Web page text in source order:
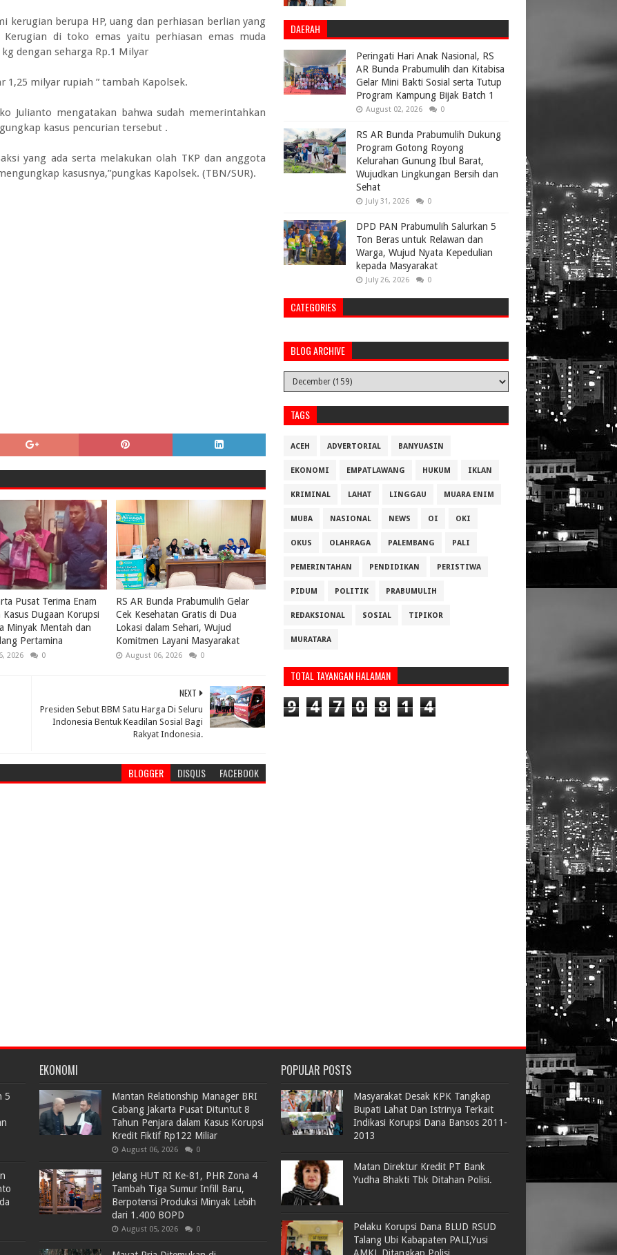
kerugian berupa HP, uang dan perhiasan berlian yang
di toko emas yaitu perhiasan emas muda
dengan seharga Rp.1 Milyar
1,25 milyar rupiah ” tambah Kapolsek.
Julianto mengatakan bahwa sudah memerintahkan
kasus pencurian tersebut .
yang ada serta melakukan olah TKP dan anggota
kasusnya,”pungkas Kapolsek. (TBN/SUR).
Pusat Terima Enam
Kasus Dugaan Korupsi
Minyak Mentah dan
Pertamina
2026 0
RS AR Bunda Prabumulih Gelar
Cek Kesehatan Gratis di Dua
Lokasi dalam Sehari, Wujud
Komitmen Layani Masyarakat
August 06, 2026 0
NEXT
Presiden Sebut BBM Satu Harga Di Seluru
Indonesia Bentuk Keadilan Sosial Bagi
Rakyat Indonesia.
BLOGGER DISQUS FACEBOOK
DAERAH
Peringati Hari Anak Nasional, RS
AR Bunda Prabumulih dan Kitabisa
Gelar Mini Bakti Sosial serta Tutup
Program Kampung Bijak Batch 1
August 02, 2026 0
RS AR Bunda Prabumulih Dukung
Program Gotong Royong
Kelurahan Gunung Ibul Barat,
Wujudkan Lingkungan Bersih dan
Sehat
July 31, 2026 0
DPD PAN Prabumulih Salurkan 5
Ton Beras untuk Relawan dan
Warga, Wujud Nyata Kepedulian
kepada Masyarakat
July 26, 2026 0
CATEGORIES
BLOG ARCHIVE
TAGS
ACEH ADVERTORIAL BANYUASIN
EKONOMI EMPATLAWANG HUKUM IKLAN
KRIMINAL LAHAT LINGGAU MUARA ENIM
MUBA NASIONAL NEWS OI OKI
OKUS OLAHRAGA PALEMBANG PALI
PEMERINTAHAN PENDIDIKAN PERISTIWA
PIDUM POLITIK PRABUMULIH
REDAKSIONAL SOSIAL TIPIKOR
MURATARA
TOTAL TAYANGAN HALAMAN
9 4 7 0 8 1 4
5
EKONOMI
Mantan Relationship Manager BRI
Cabang Jakarta Pusat Dituntut 8
Tahun Penjara dalam Kasus Korupsi
Kredit Fiktif Rp122 Miliar
August 06, 2026 0
Jelang HUT RI Ke-81, PHR Zona 4
Tambah Tiga Sumur Infill Baru,
Berpotensi Produksi Minyak Lebih
dari 1.400 BOPD
August 05, 2026 0
POPULAR POSTS
Masyarakat Desak KPK Tangkap
Bupati Lahat Dan Istrinya Terkait
Indikasi Korupsi Dana Bansos 2011-
2013
Matan Direktur Kredit PT Bank
Yudha Bhakti Tbk Ditahan Polisi.
Pelaku Korupsi Dana BLUD RSUD
Talang Ubi Kabapaten PALI,Yusi